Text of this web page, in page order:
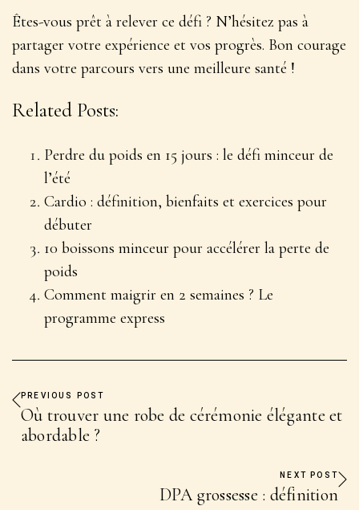
Êtes-vous prêt à relever ce défi ? N’hésitez pas à
partager votre expérience et vos progrès. Bon courage
dans votre parcours vers une meilleure santé !
Related Posts:
Perdre du poids en 15 jours : le défi minceur de
l’été
Cardio : définition, bienfaits et exercices pour
débuter
10 boissons minceur pour accélérer la perte de
poids
Comment maigrir en 2 semaines ? Le
programme express
PREVIOUS POST
Où trouver une robe de cérémonie élégante et
abordable ?
NEXT POST
DPA grossesse : définition